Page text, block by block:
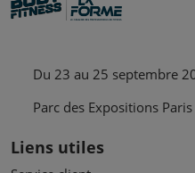
Du 23 au 25 septembre
Parc des Expositions
Liens utiles